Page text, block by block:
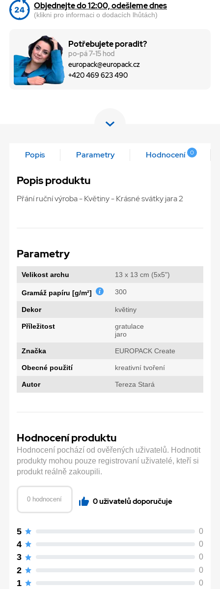
Objednejte do 12:00, odešleme dnes
(klikni pro informaci o dodacích lhůtách)
Potřebujete poradit?
po-pá 7-15 hod
europack@europack.cz
+420 469 623 490
Popis Parametry Hodnocení 0
Popis produktu
Přání ruční výroba - Květiny - Krásné svátky jara 2
Parametry
Velikost archu 13 x 13 cm (5x5")
Gramáž papíru [g/m²] 300
Dekor květiny
Příležitost
gratulace
jaro
Značka EUROPACK Create
Obecné použití kreativní tvoření
Autor Tereza Stará
Hodnocení produktu
Hodnocení pochází od ověřených uživatelů. Hodnotit
produkty mohou pouze registrovaní uživatelé, kteří si
produkt reálně zakoupili.
0 hodnocení 0 uživatelů doporučuje
5 0
4 0
3 0
2 0
1 0